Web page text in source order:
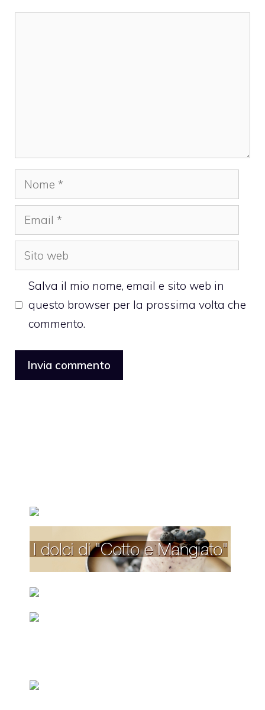
Nome
Email
Sito
web
Salva il mio nome, email e sito web in
questo browser per la prossima volta che
commento.